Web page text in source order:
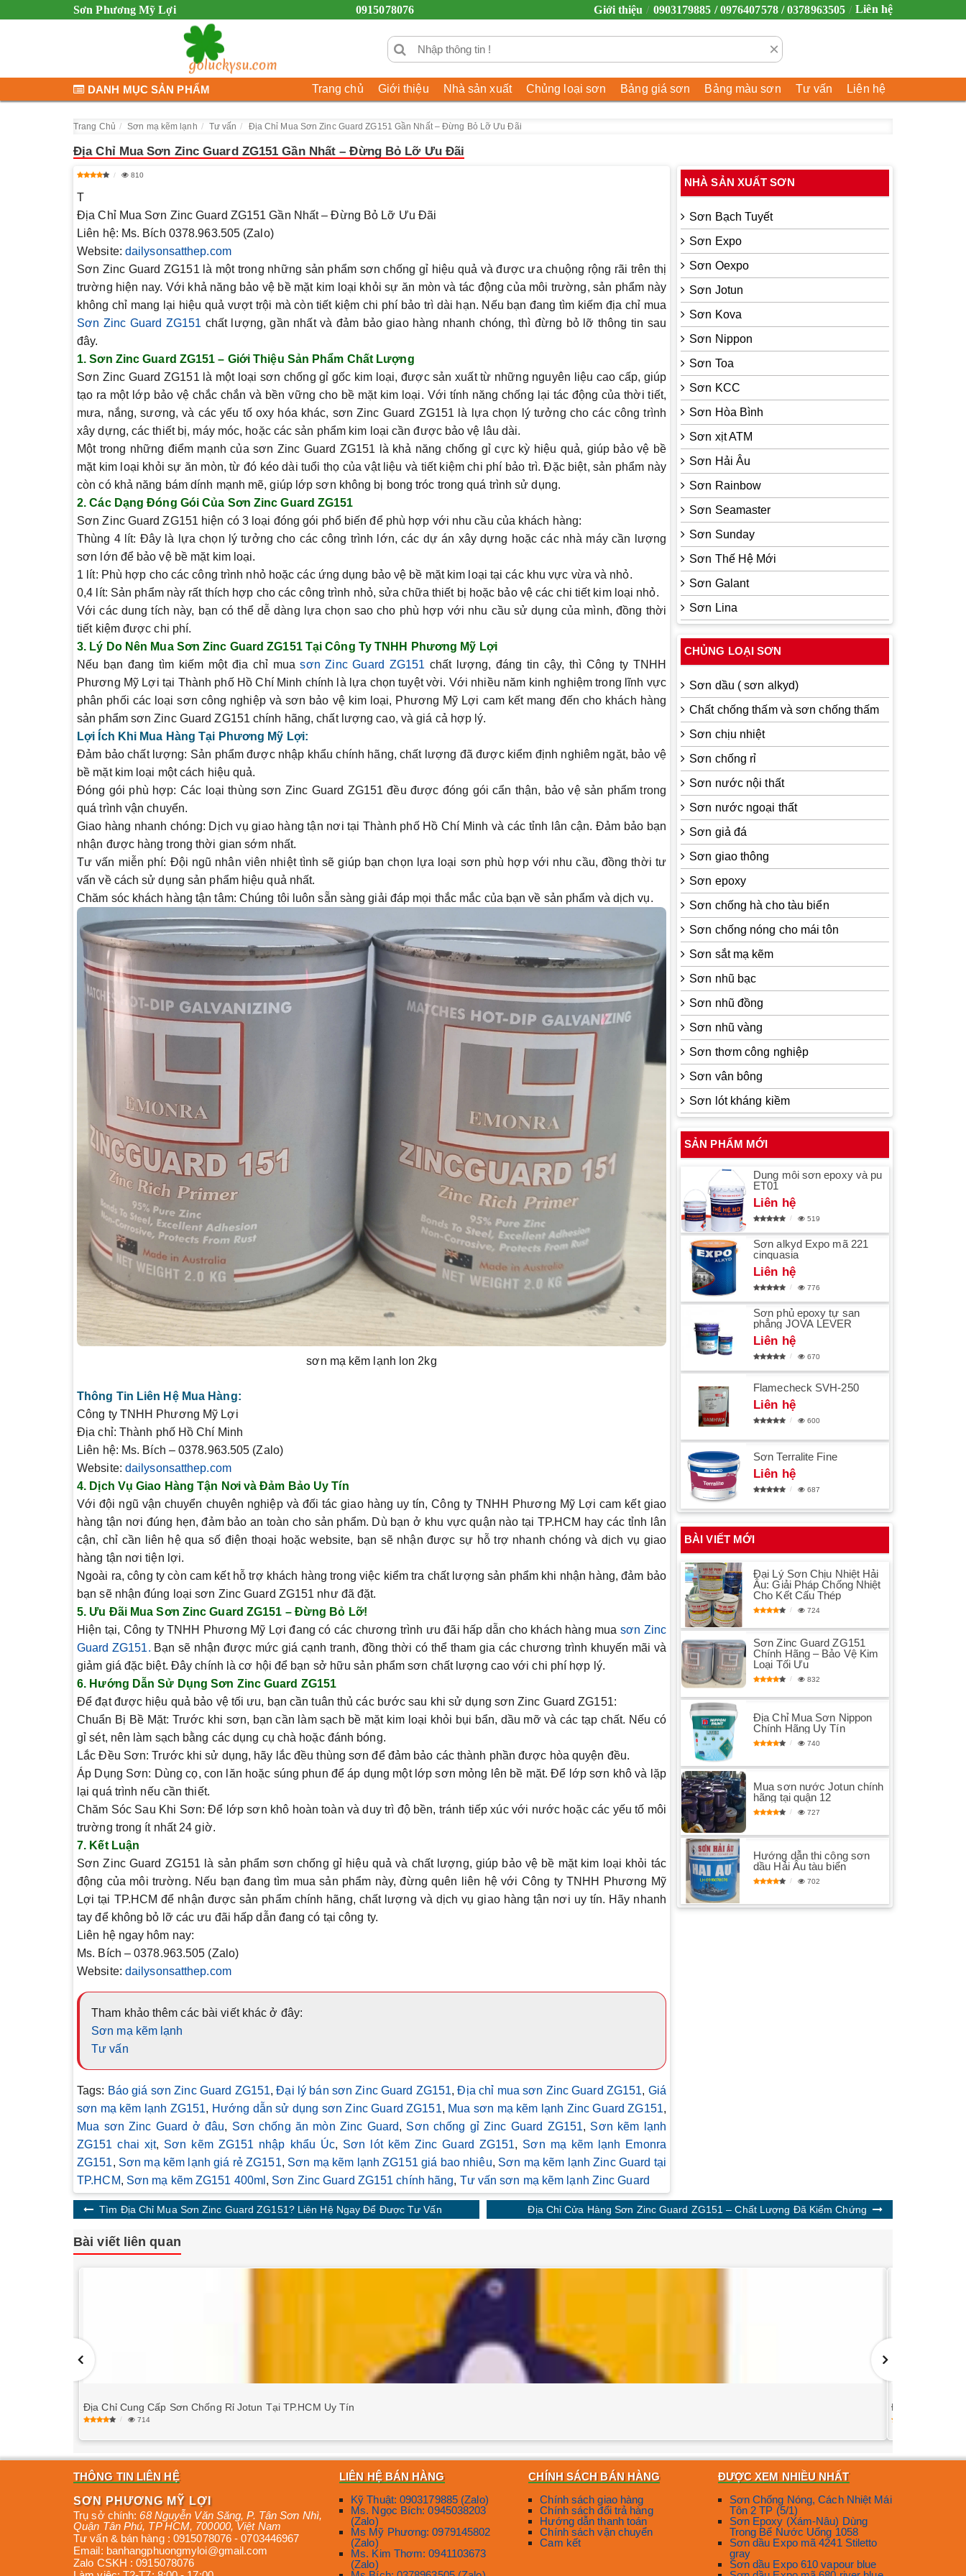
Sơn Phương Mỹ Lợi 0915078076 Giới thiệu 0903179885 / 0976407578 / 0378963505 Liên hệ
×
Trang chủ Giới thiệu Nhà sản xuất Chủng loại sơn Bảng giá sơn Bảng màu sơn Tư vấn Liên hệ
DANH MỤC SẢN PHẨM
Trang Chủ Sơn mạ kẽm lạnh Tư vấn Địa Chỉ Mua Sơn Zinc Guard ZG151 Gần Nhất – Đừng Bỏ Lỡ Ưu Đãi
Địa Chỉ Mua Sơn Zinc Guard ZG151 Gần Nhất – Đừng Bỏ Lỡ Ưu Đãi
810
T
Địa Chỉ Mua Sơn Zinc Guard ZG151 Gần Nhất – Đừng Bỏ Lỡ Ưu Đãi
Liên hệ: Ms. Bích 0378.963.505 (Zalo)
Website: dailysonsatthep.com
Sơn Zinc Guard ZG151 là một trong những sản phẩm sơn chống gỉ hiệu quả và được ưa chuộng rộng rãi trên thị
trường hiện nay. Với khả năng bảo vệ bề mặt kim loại khỏi sự ăn mòn và tác động của môi trường, sản phẩm này
không chỉ mang lại hiệu quả vượt trội mà còn tiết kiệm chi phí bảo trì dài hạn. Nếu bạn đang tìm kiếm địa chỉ mua
Sơn Zinc Guard ZG151 chất lượng, gần nhất và đảm bảo giao hàng nhanh chóng, thì đừng bỏ lỡ thông tin sau
đây.
1.Sơn Zinc Guard ZG151 – Giới Thiệu Sản Phẩm Chất Lượng
Sơn Zinc Guard ZG151 là một loại sơn chống gỉ gốc kim loại, được sản xuất từ những nguyên liệu cao cấp, giúp
tạo ra một lớp bảo vệ chắc chắn và bền vững cho bề mặt kim loại. Với tính năng chống lại tác động của thời tiết,
mưa, nắng, sương, và các yếu tố oxy hóa khác, sơn Zinc Guard ZG151 là lựa chọn lý tưởng cho các công trình
xây dựng, các thiết bị, máy móc, hoặc các sản phẩm kim loại cần được bảo vệ lâu dài.
Một trong những điểm mạnh của sơn Zinc Guard ZG151 là khả năng chống gỉ cực kỳ hiệu quả, giúp bảo vệ bề
mặt kim loại khỏi sự ăn mòn, từ đó kéo dài tuổi thọ của vật liệu và tiết kiệm chi phí bảo trì. Đặc biệt, sản phẩm này
còn có khả năng bám dính mạnh mẽ, giúp lớp sơn không bị bong tróc trong quá trình sử dụng.
2.Các Dạng Đóng Gói Của Sơn Zinc Guard ZG151
Sơn Zinc Guard ZG151 hiện có 3 loại đóng gói phổ biến để phù hợp với nhu cầu của khách hàng:
Thùng 4 lít: Đây là lựa chọn lý tưởng cho các công trình lớn, các dự án xây dựng hoặc các nhà máy cần lượng
sơn lớn để bảo vệ bề mặt kim loại.
1 lít: Phù hợp cho các công trình nhỏ hoặc các ứng dụng bảo vệ bề mặt kim loại tại các khu vực vừa và nhỏ.
0,4 lít: Sản phẩm này rất thích hợp cho các công trình nhỏ, sửa chữa thiết bị hoặc bảo vệ các chi tiết kim loại nhỏ.
Với các dung tích này, bạn có thể dễ dàng lựa chọn sao cho phù hợp với nhu cầu sử dụng của mình, đồng thời
tiết kiệm được chi phí.
3. Lý Do Nên Mua Sơn Zinc Guard ZG151 Tại Công Ty TNHH Phương Mỹ Lợi
Nếu bạn đang tìm kiếm một địa chỉ mua sơn Zinc Guard ZG151 chất lượng, đáng tin cậy, thì Công ty TNHH
Phương Mỹ Lợi tại Thành phố Hồ Chí Minh chính là lựa chọn tuyệt vời. Với nhiều năm kinh nghiệm trong lĩnh vực
phân phối các loại sơn công nghiệp và sơn bảo vệ kim loại, Phương Mỹ Lợi cam kết mang đến cho khách hàng
sản phẩm sơn Zinc Guard ZG151 chính hãng, chất lượng cao, và giá cả hợp lý.
Lợi Ích Khi Mua Hàng Tại Phương Mỹ Lợi:
Đảm bảo chất lượng: Sản phẩm được nhập khẩu chính hãng, chất lượng đã được kiểm định nghiêm ngặt, bảo vệ
bề mặt kim loại một cách hiệu quả.
Đóng gói phù hợp: Các loại thùng sơn Zinc Guard ZG151 đều được đóng gói cẩn thận, bảo vệ sản phẩm trong
quá trình vận chuyển.
Giao hàng nhanh chóng: Dịch vụ giao hàng tận nơi tại Thành phố Hồ Chí Minh và các tỉnh lân cận. Đảm bảo bạn
nhận được hàng trong thời gian sớm nhất.
Tư vấn miễn phí: Đội ngũ nhân viên nhiệt tình sẽ giúp bạn chọn lựa loại sơn phù hợp với nhu cầu, đồng thời tư
vấn về cách sử dụng sản phẩm hiệu quả nhất.
Chăm sóc khách hàng tận tâm: Chúng tôi luôn sẵn sàng giải đáp mọi thắc mắc của bạn về sản phẩm và dịch vụ.
sơn mạ kẽm lạnh lon 2kg
Thông Tin Liên Hệ Mua Hàng:
Công ty TNHH Phương Mỹ Lợi
Địa chỉ: Thành phố Hồ Chí Minh
Liên hệ: Ms. Bích – 0378.963.505 (Zalo)
Website: dailysonsatthep.com
4. Dịch Vụ Giao Hàng Tận Nơi và Đảm Bảo Uy Tín
Với đội ngũ vận chuyển chuyên nghiệp và đối tác giao hàng uy tín, Công ty TNHH Phương Mỹ Lợi cam kết giao
hàng tận nơi đúng hẹn, đảm bảo an toàn cho sản phẩm. Dù bạn ở khu vực quận nào tại TP.HCM hay các tỉnh lân
cận, chỉ cần liên hệ qua số điện thoại hoặc website, bạn sẽ nhận được sự hỗ trợ nhanh chóng và dịch vụ giao
hàng tận nơi tiện lợi.
Ngoài ra, công ty còn cam kết hỗ trợ khách hàng trong việc kiểm tra chất lượng sản phẩm khi nhận hàng, đảm bảo
bạn sẽ nhận đúng loại sơn Zinc Guard ZG151 như đã đặt.
5. Ưu Đãi Mua Sơn Zinc Guard ZG151 – Đừng Bỏ Lỡ!
Hiện tại, Công ty TNHH Phương Mỹ Lợi đang có các chương trình ưu đãi hấp dẫn cho khách hàng mua sơn Zinc
Guard ZG151. Bạn sẽ nhận được mức giá cạnh tranh, đồng thời có thể tham gia các chương trình khuyến mãi và
giảm giá đặc biệt. Đây chính là cơ hội để bạn sở hữu sản phẩm sơn chất lượng cao với chi phí hợp lý.
6. Hướng Dẫn Sử Dụng Sơn Zinc Guard ZG151
Để đạt được hiệu quả bảo vệ tối ưu, bạn cần tuân thủ các bước sau khi sử dụng sơn Zinc Guard ZG151:
Chuẩn Bị Bề Mặt: Trước khi sơn, bạn cần làm sạch bề mặt kim loại khỏi bụi bẩn, dầu mỡ và các tạp chất. Nếu có
gỉ sét, nên làm sạch bằng các dụng cụ chà hoặc đánh bóng.
Lắc Đều Sơn: Trước khi sử dụng, hãy lắc đều thùng sơn để đảm bảo các thành phần được hòa quyện đều.
Áp Dụng Sơn: Dùng cọ, con lăn hoặc súng phun để áp dụng một lớp sơn mỏng lên bề mặt. Để lớp sơn khô và lặp
lại quá trình nếu cần thiết.
Chăm Sóc Sau Khi Sơn: Để lớp sơn khô hoàn toàn và duy trì độ bền, tránh tiếp xúc với nước hoặc các yếu tố môi
trường trong ít nhất 24 giờ.
7. Kết Luận
Sơn Zinc Guard ZG151 là sản phẩm sơn chống gỉ hiệu quả và chất lượng, giúp bảo vệ bề mặt kim loại khỏi tác
động của môi trường. Nếu bạn đang tìm mua sản phẩm này, đừng quên liên hệ với Công ty TNHH Phương Mỹ
Lợi tại TP.HCM để nhận được sản phẩm chính hãng, chất lượng và dịch vụ giao hàng tận nơi uy tín. Hãy nhanh
tay để không bỏ lỡ các ưu đãi hấp dẫn đang có tại công ty.
Liên hệ ngay hôm nay:
Ms. Bích – 0378.963.505 (Zalo)
Website: dailysonsatthep.com
Tham khảo thêm các bài viết khác ở đây:
Sơn mạ kẽm lạnh
Tư vấn
Tags: Báo giá sơn Zinc Guard ZG151,Đại lý bán sơn Zinc Guard ZG151,Địa chỉ mua sơn Zinc Guard ZG151, Giá
sơn mạ kẽm lạnh ZG151, Hướng dẫn sử dụng sơn Zinc Guard ZG151, Mua sơn mạ kẽm lạnh Zinc Guard ZG151,
Mua sơn Zinc Guard ở đâu, Sơn chống ăn mòn Zinc Guard, Sơn chống gỉ Zinc Guard ZG151, Sơn kẽm lạnh
ZG151 chai xịt, Sơn kẽm ZG151 nhập khẩu Úc, Sơn lót kẽm Zinc Guard ZG151, Sơn mạ kẽm lạnh Emonra
ZG151, Sơn mạ kẽm lạnh giá rẻ ZG151, Sơn mạ kẽm lạnh ZG151 giá bao nhiêu, Sơn mạ kẽm lạnh Zinc Guard tại
TP.HCM, Sơn mạ kẽm ZG151 400ml , Sơn Zinc Guard ZG151 chính hãng, Tư vấn sơn mạ kẽm lạnh Zinc Guard
NHÀ SẢN XUẤT SƠN
Sơn Bạch Tuyết
Sơn Expo
Sơn Oexpo
Sơn Jotun
Sơn Kova
Sơn Nippon
Sơn Toa
Sơn KCC
Sơn Hòa Bình
Sơn xịt ATM
Sơn Hải Âu
Sơn Rainbow
Sơn Seamaster
Sơn Sunday
Sơn Thế Hệ Mới
Sơn Galant
Sơn Lina
CHỦNG LOẠI SƠN
Sơn dầu ( sơn alkyd)
Chất chống thấm và sơn chống thấm
Sơn chịu nhiệt
Sơn chống rỉ
Sơn nước nội thất
Sơn nước ngoại thất
Sơn giả đá
Sơn giao thông
Sơn epoxy
Sơn chống hà cho tàu biển
Sơn chống nóng cho mái tôn
Sơn sắt mạ kẽm
Sơn nhũ bạc
Sơn nhũ đồng
Sơn nhũ vàng
Sơn thơm công nghiệp
Sơn vân bông
Sơn lót kháng kiềm
SẢN PHẨM MỚI
Dung môi sơn epoxy và pu
ET01
Liên hệ
519
Sơn alkyd Expo mã 221
cinquasia
Liên hệ
776
Sơn phủ epoxy tự san
phẳng JOVA LEVER
Liên hệ
670
Flamecheck SVH-250
Liên hệ
600
Sơn Terralite Fine
Liên hệ
687
BÀI VIẾT MỚI
Đại Lý Sơn Chịu Nhiệt Hải
Âu: Giải Pháp Chống Nhiệt
Cho Kết Cấu Thép
724
Sơn Zinc Guard ZG151
Chính Hãng – Bảo Vệ Kim
Loại Tối Ưu
832
Địa Chỉ Mua Sơn Nippon
Chính Hãng Uy Tín
740
Mua sơn nước Jotun chính
hãng tại quận 12
727
Hướng dẫn thi công sơn
dầu Hải Âu tàu biển
702
Tìm Địa Chỉ Mua Sơn Zinc Guard ZG151? Liên Hệ Ngay Để Được Tư Vấn Địa Chỉ Cửa Hàng Sơn Zinc Guard ZG151 – Chất Lượng Đã Kiểm Chứng
Bài viết liên quan
Địa Chỉ Cung Cấp Sơn Chống Rỉ Jotun Tại TP.HCM Uy Tín
714
Đại Lý Sơn
THÔNG TIN LIÊN HỆ
SƠN PHƯƠNG MỸ LỢI
Trụ sở chính:68 Nguyễn Văn Săng, P. Tân Sơn Nhì,
Quận Tân Phú, TP HCM, 700000, Việt Nam
Tư vấn & bán hàng : 0915078076 -0703446967
Email: banhangphuongmyloi@gmail.com
Zalo CSKH :0915078076
LIÊN HỆ BÁN HÀNG
Kỹ Thuật: 0903179885 (Zalo)
Ms. Ngọc Bích: 0945038203
(Zalo)
Ms Mỹ Phương: 0979145802
(Zalo)
Ms. Kim Thơm: 0941103673
(Zalo)
CHÍNH SÁCH BÁN HÀNG
Chính sách giao hàng
Chính sách đổi trả hàng
Hướng dẫn thanh toán
Chính sách vận chuyển
Cam kết
ĐƯỢC XEM NHIỀU NHẤT
Sơn Chống Nóng, Cách Nhiệt Mái
Tôn 2 TP (5/1)
Sơn Epoxy (Xám-Nâu) Dùng
Trong Bể Nước Uống 1058
Sơn dầu Expo mã 4241 Stiletto
gray
Sơn dầu Expo 610 vapour blue